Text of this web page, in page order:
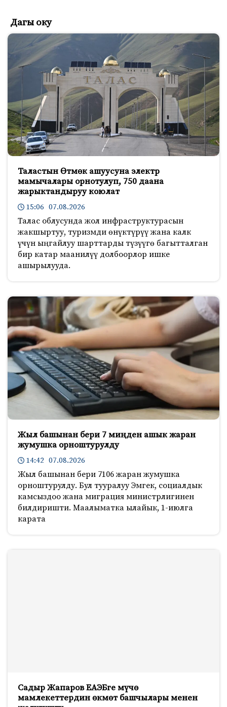
Дагы оку
Таластын Өтмөк ашуусуна электр
мамычалары орнотулуп, 750 даана
жарыктандыруу коюлат
15:06 07.08.2026
Талас облусунда жол инфраструктурасын
жакшыртуу, туризмди өнүктүрүү жана калк
үчүн ыңгайлуу шарттарды түзүүгө багытталган
бир катар маанилүү долбоорлор ишке
ашырылууда.
Жыл башынан бери 7 миңден ашык жаран
жумушка орноштурулду
14:42 07.08.2026
Жыл башынан бери 7106 жаран жумушка
орноштурулду. Бул тууралуу Эмгек, социалдык
камсыздоо жана миграция министрлигинен
билдиришти. Маалыматка ылайык, 1-июлга
карата
Садыр Жапаров ЕАЭБге мүчө
мамлекеттердин өкмөт башчылары менен